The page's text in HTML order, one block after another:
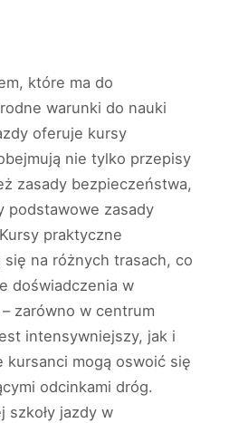
które ma do
warunki do nauki
oferuje kursy
nie tylko przepisy
zasady bezpieczeństwa,
podstawowe zasady
praktyczne
na różnych trasach, co
doświadczenia w
zarówno w centrum
intensywniejszy, jak i
kursanci mogą oswoić się
odcinkami dróg.
szkoły jazdy w